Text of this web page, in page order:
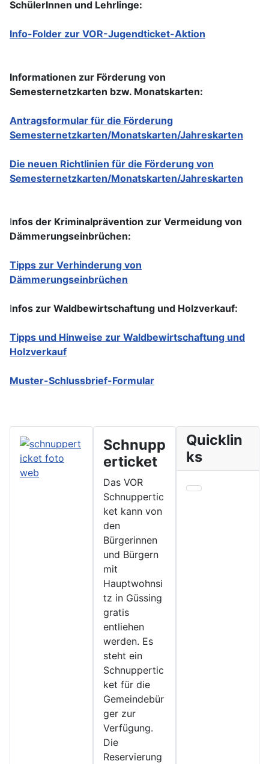
SchülerInnen und Lehrlinge:
Info-Folder zur VOR-Jugendticket-Aktion
Informationen zur Förderung von
Semesternetzkarten bzw. Monatskarten:
Antragsformular für die Förderung
Semesternetzkarten/Monatskarten/Jahreskarten
Die neuen Richtlinien für die Förderung von
Semesternetzkarten/Monatskarten/Jahreskarten
Infos der Kriminalprävention zur Vermeidung von
Dämmerungseinbrüchen:
Tipps zur Verhinderung von
Dämmerungseinbrüchen
Infos zur Waldbewirtschaftung und Holzverkauf:
Tipps und Hinweise zur Waldbewirtschaftung und
Holzverkauf
Muster-Schlussbrief-Formular
Schnupp
erticket
Das VOR
Schnuppertic
ket kann von
den
Bürgerinnen
und Bürgern
mit
Hauptwohnsi
tz in Güssing
gratis
entliehen
werden. Es
steht ein
Schnuppertic
ket für die
Gemeindebür
ger zur
Verfügung.
Die
Reservierung
Quicklin
ks